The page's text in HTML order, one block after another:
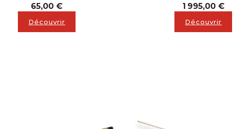
65,00 €Prix
Découvrir
1 995,00 €Prix
Découvrir